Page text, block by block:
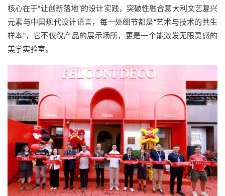
核心在于“让创新落地”的设计实践， 突破性融合意大利文艺复兴
元素与中国现代设计语言，每一处细节都是“艺术与技术的共生
样本”， 它不仅仅产品的展示场所，更是一个能激发无限灵感的
美学实验室。